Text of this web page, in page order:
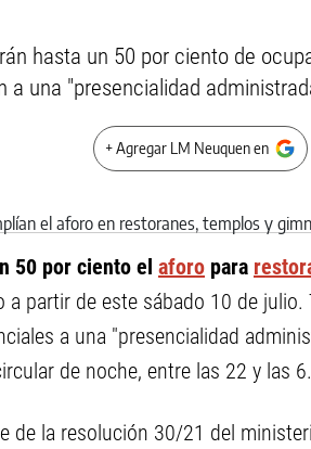
hasta un 50 por ciento de
a una "presencialidad
+ Agregar LM Neuquen en
50 por ciento el aforo para
a partir de este sábado 10 de
a una "presencialidad
de noche, entre las 22 y las 6.
de la resolución 30/21 del